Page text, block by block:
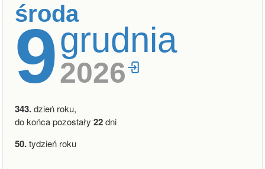
środa
9grudnia
2026
343.dzień roku,
do końca pozostały 22dni
50.tydzień roku